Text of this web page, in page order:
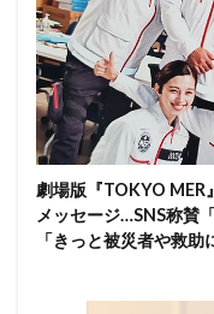
劇場版『TOKYO MER
メッセージ…SNS称賛
「きっと被災者や救助